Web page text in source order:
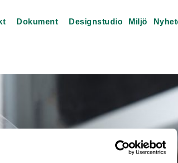
Dokument Designstudio Miljö